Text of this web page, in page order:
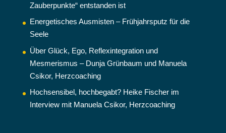
Zauberpunkte“ entstanden ist
Energetisches Ausmisten – Frühjahrsputz für die
Seele
Über Glück, Ego, Reflexintegration und
Mesmerismus – Dunja Grünbaum und Manuela
Csikor, Herzcoaching
Hochsensibel, hochbegabt? Heike Fischer im
Interview mit Manuela Csikor, Herzcoaching